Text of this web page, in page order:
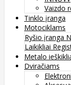
Vaizdo
Tinklo įranga
Motociklams
Ryšio įranga
Laikikliai
Metalo
Dviračiams